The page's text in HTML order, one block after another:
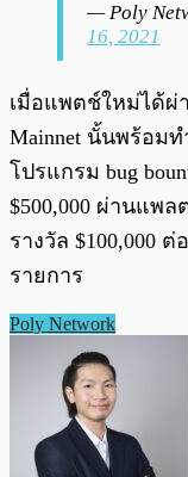
— Poly
16, 2021
เมื่อแพตช์ใหม่ได้ผ่
Mainnet นั้นพร้อม
โปรแกรม bug
$500,000 ผ่านแพ
รางวัล $100,000
รายการ
Poly Network